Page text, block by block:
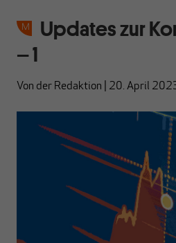
Updates zur
– 1
Von der Redaktion 20. April